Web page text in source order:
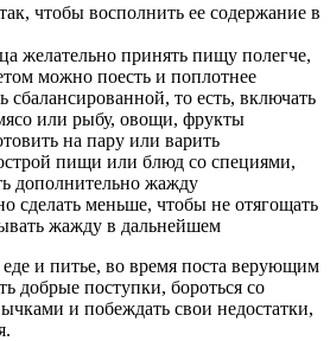
чтобы восполнить ее содержание в
желательно принять пищу полегче,
можно поесть и поплотнее
то есть, включать
или рыбу, овощи, фрукты
на пару или варить
острой пищи или блюд со специями,
дополнительно жажду
сделать меньше, чтобы не отягощать
жажду в дальнейшем
и питье, во время поста верующим
добрые поступки, бороться со
и побеждать свои недостатки,